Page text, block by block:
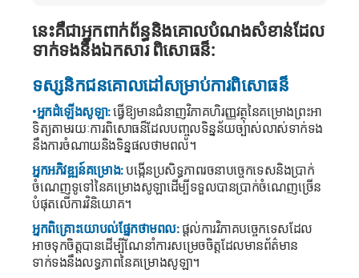
នេះគឺជាអ្នកពាក់ព័ន្ធនិងគោលបំណងសំខាន់ដែល
ទាក់ទងនឹងឯកសារ ពិសោធន៏:
ទស្សនិកជនគោលដៅសម្រាប់ការពិសោធន៏
•អ្នកដំឡើងសូឡា:ធ្វើឱ្យមានជំនាញវិភាគហិរញ្ញវត្ថុនៃគម្រោងព្រះអា
ទិត្យតាមរយៈការពិសោធន៏ដែលបញ្ចូលទិន្នន័យច្បាស់លាស់ទាក់ទង
នឹងការចំណាយនិងទិន្នផលថាមពល។
អ្នកអភិវឌ្ឍន៍គម្រោង:បង្កើនប្រសិទ្ធភាពរចនាបច្ចេកទេសនិងប្រាក់
ចំណេញទូទៅនៃគម្រោងសូឡាដើម្បីទទួលបានប្រាក់ចំណេញច្រើន
បំផុតលើការវិនិយោគ។
អ្នកពិគ្រោះយោបល់ផ្នែកថាមពល:ផ្តល់ការវិភាគបច្ចេកទេសដែល
អាចទុកចិត្តបានដើម្បីណែនាំការសម្រេចចិត្តដែលមានព័ត៌មាន
ទាក់ទងនឹងលទ្ធភាពនៃគម្រោងសូឡា។